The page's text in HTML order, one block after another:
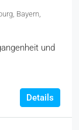
Bayern,
und
Details